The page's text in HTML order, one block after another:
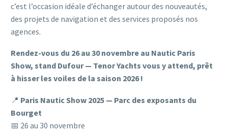
c’est l’occasion idéale d’échanger autour des nouveautés,
des projets de navigation et des services proposés nos
agences.
Rendez-vous du 26 au 30 novembre au Nautic Paris
Show, stand Dufour — Tenor Yachts vous y attend, prêt
à hisser les voiles de la saison 2026 !
📍 Paris Nautic Show 2025 — Parc des exposants du
Bourget
📅 26 au 30 novembre